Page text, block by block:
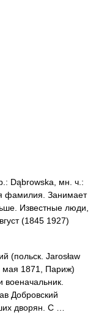
Dąbrowska, мн. ч.:
фамилия. Занимает
Известные люди,
(1845 1927)
(польск. Jarosław
1871, Париж)
Добровский
дворян. С …